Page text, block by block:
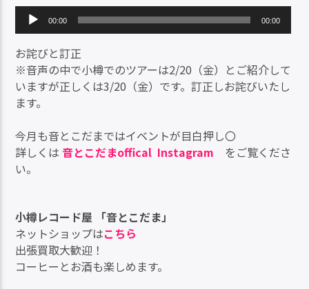
声
プ
レ
ー
ヤ
ー
00:00 00:00
お詫びと訂正
※音声の中で小樽でのツアーは2/20（金）とご紹介して
いますが正しくは3/20（金）です。訂正しお詫びいたし
ます。
今月も音とこだまではイベントが目白押し〇
詳しくは音とこだまoffical Instagram をご覧くださ
い。
小樽レコード屋 「音とこだま」
ネットショップはこちら
出張買取大歓迎！
コーヒーとお酒も楽しめます。